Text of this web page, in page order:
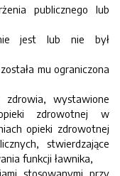
publicznego lub
jest lub nie był
mu ograniczona
zdrowia, wystawione
zdrowotnej w
opieki zdrowotnej
stwierdzające
funkcji ławnika,
stosowanymi przy